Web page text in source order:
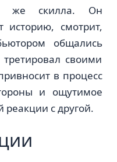
же скилла. Он
историю, смотрит,
общались
своими
в процесс
и ощутимое
реакции с другой.